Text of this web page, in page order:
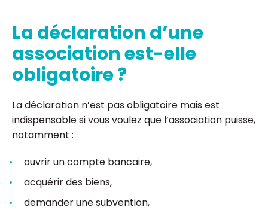
La déclaration d’une
association est-elle
obligatoire ?
La déclaration n’est pas obligatoire mais est
indispensable si vous voulez que l’association puisse,
notamment :
ouvrir un compte bancaire,
acquérir des biens,
demander une subvention,